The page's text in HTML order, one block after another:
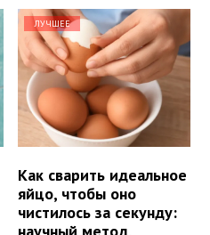
ЛУЧШЕЕ
Как сварить идеальное
яйцо, чтобы оно
чистилось за секунду: